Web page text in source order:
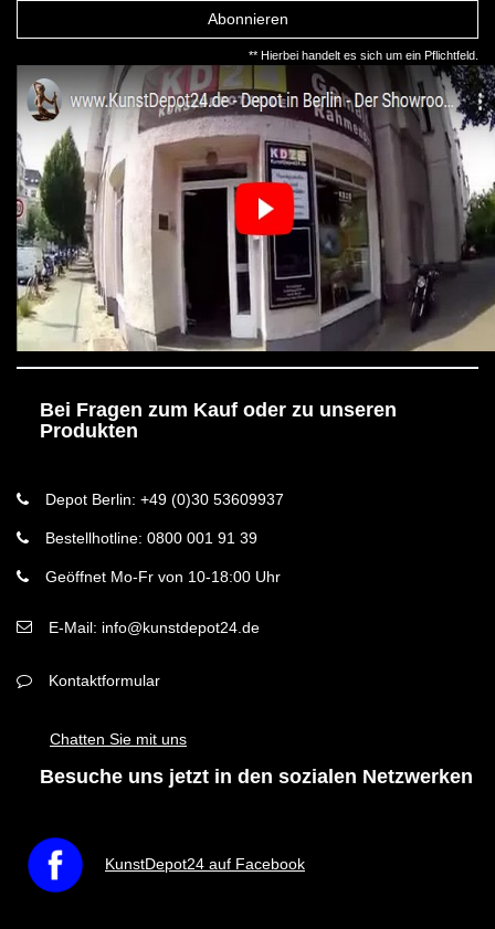
Abonnieren
** Hierbei handelt es sich um ein Pflichtfeld.
Bei Fragen zum Kauf oder zu unseren
Produkten
Depot Berlin: +49 (0)30 53609937
Bestellhotline: 0800 001 91 39
Geöffnet Mo-Fr von 10-18:00 Uhr
E-Mail: info@kunstdepot24.de
Kontaktformular
Chatten Sie mit uns
Besuche uns jetzt in den sozialen Netzwerken
KunstDepot24 auf Facebook